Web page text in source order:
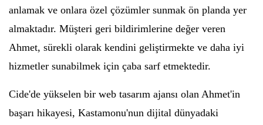
anlamak ve onlara özel çözümler sunmak ön planda yer
almaktadır. Müşteri geri bildirimlerine değer veren
Ahmet, sürekli olarak kendini geliştirmekte ve daha iyi
hizmetler sunabilmek için çaba sarf etmektedir.
Cide'de yükselen bir web tasarım ajansı olan Ahmet'in
başarı hikayesi, Kastamonu'nun dijital dünyadaki